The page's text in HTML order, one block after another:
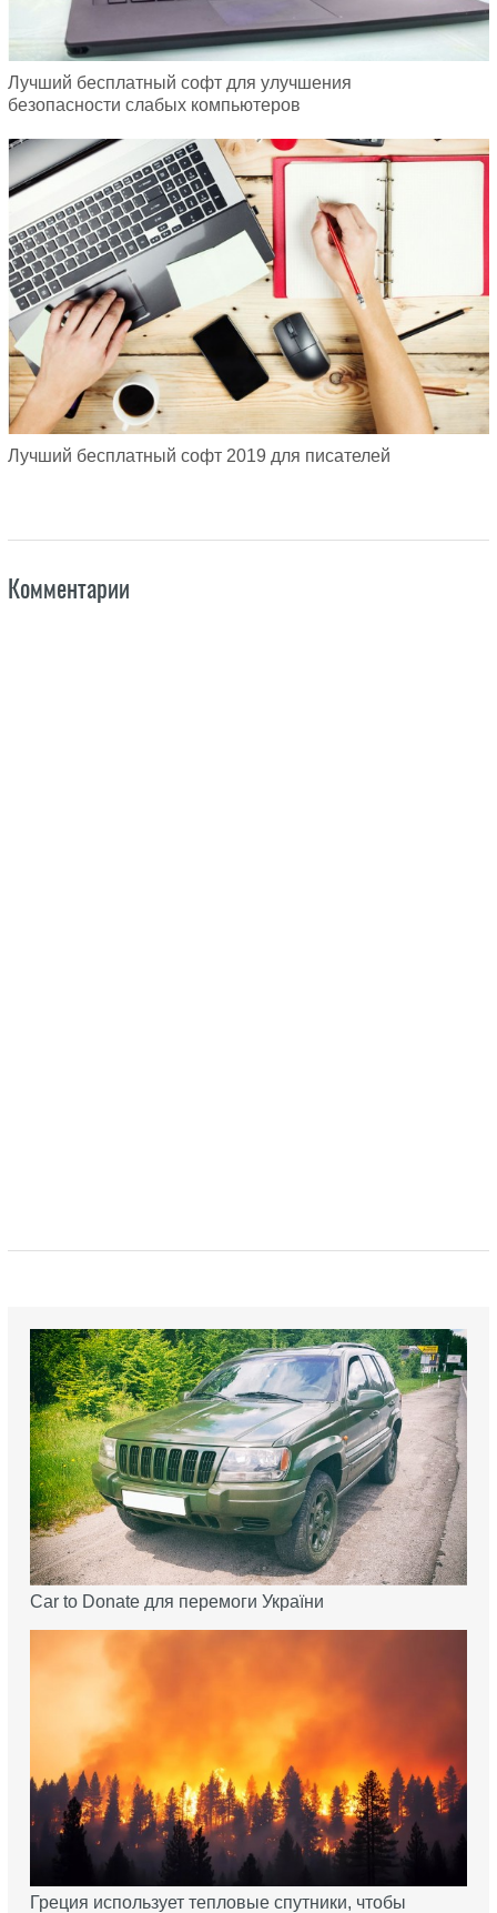
Лучший бесплатный софт для улучшения
безопасности слабых компьютеров
Лучший бесплатный софт 2019 для писателей
Комментарии
Car to Donate для перемоги України
Греция использует тепловые спутники, чтобы